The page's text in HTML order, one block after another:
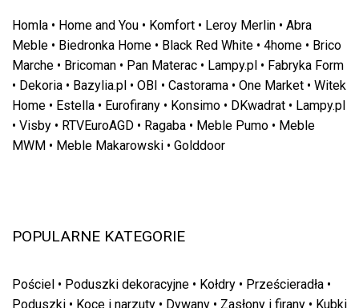
Homla • Home and You • Komfort • Leroy Merlin • Abra
Meble • Biedronka Home • Black Red White • 4home • Brico
Marche • Bricoman • Pan Materac • Lampy.pl • Fabryka Form
• Dekoria • Bazylia.pl • OBI • Castorama • One Market • Witek
Home • Estella • Eurofirany • Konsimo • DKwadrat • Lampy.pl
• Visby • RTVEuroAGD • Ragaba • Meble Pumo • Meble
MWM • Meble Makarowski • Golddoor
POPULARNE KATEGORIE
Pościel • Poduszki dekoracyjne • Kołdry • Prześcieradła •
Poduszki • Koce i narzuty • Dywany • Zasłony i firany • Kubki